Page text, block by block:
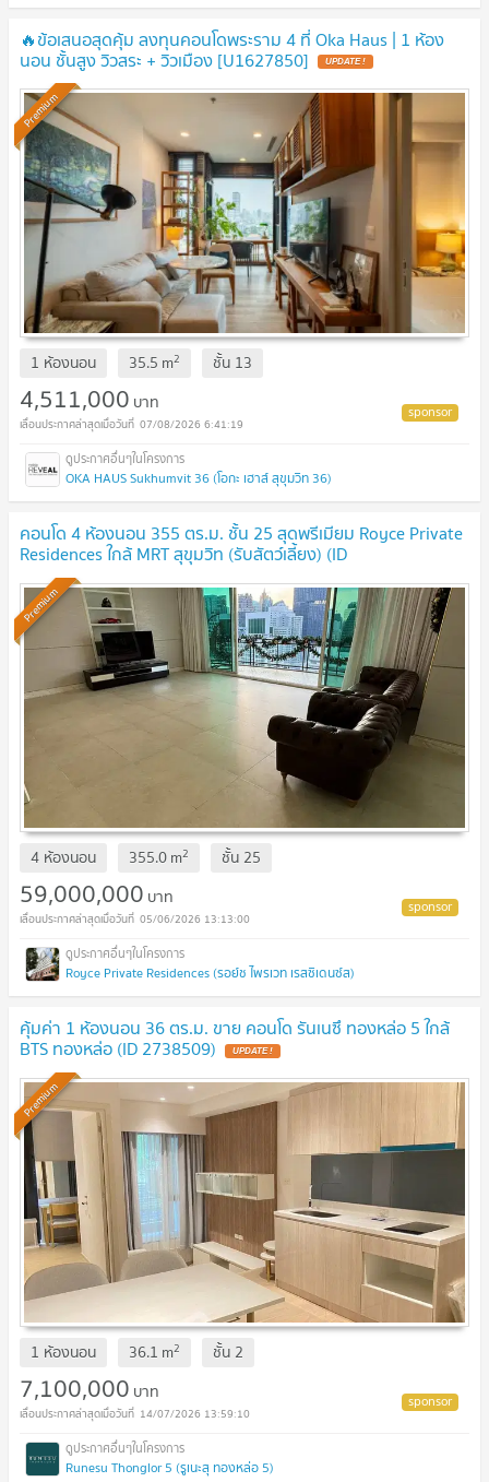
🔥ข้อเสนอสุดคุ้ม ลงทุนคอนโดพระราม 4 ที่ Oka Haus | 1 ห้อง
นอน ชั้นสูง วิวสระ + วิวเมือง [U1627850] UPDATE !
Premium
1 ห้องนอน 35.5 m2 ชั้น 13
4,511,000 บาท
07/08/2026 6:41:19
OKA HAUS Sukhumvit 36 (โอกะ เฮาส์ สุขุมวิท 36)
คอนโด 4 ห้องนอน 355 ตร.ม. ชั้น 25 สุดพรีเมียม Royce Private
Residences ใกล้ MRT สุขุมวิท (รับสัตว์เลี้ยง) (ID
1404323)
Premium
4 ห้องนอน 355.0m2 ชั้น 25
59,000,000 บาท
05/06/2026 13:13:00
Royce Private Residences (รอย์ช ไพรเวท เรสซิเดนซ์ส)
คุ้มค่า 1 ห้องนอน 36 ตร.ม. ขาย คอนโด รันเนซึ ทองหล่อ 5 ใกล้
BTS ทองหล่อ (ID 2738509) UPDATE !
Premium
1 ห้องนอน 36.1 m2 ชั้น 2
7,100,000 บาท
14/07/2026 13:59:10
Runesu Thonglor 5 (รูเนะสุ ทองหล่อ 5)